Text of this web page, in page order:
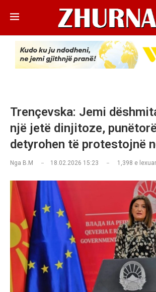
Trençevska: Jemi
një jetë dinjitoze,
detyrohen të protestojnë
Nga B.M 18.02.2026 15:23 1,398 e lexuar